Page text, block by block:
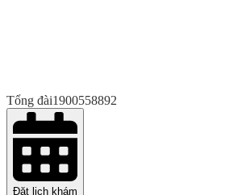
Tổng đài1900558892
Đặt lịch khám